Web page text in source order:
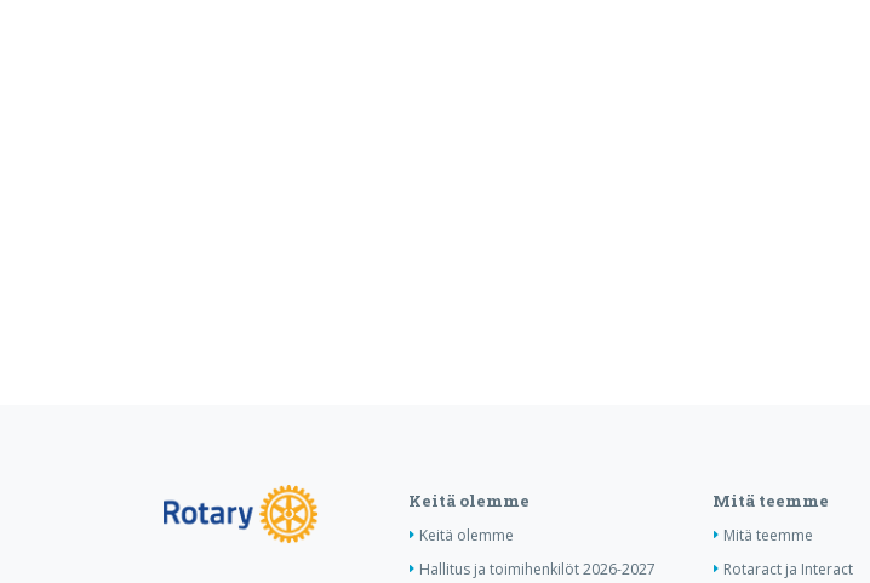
Keitä olemme
Keitä olemme
Hallitus ja toimihenkilöt 2026-2027
Mitä teemme
Mitä teemme
Rotaract ja Interact